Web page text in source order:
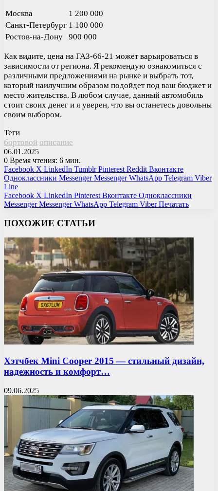
Москва
1 200 000
Санкт-Петербург 1 100 000
Ростов-на-Дону
900 000
Как видите, цена на ГАЗ-66-21 может варьироваться в
зависимости от региона. Я рекомендую ознакомиться с
различными предложениями на рынке и выбрать тот,
который наилучшим образом подойдет под ваш бюджет и
место жительства. В любом случае, данный автомобиль
стоит своих денег и я уверен, что вы останетесь довольны
своим выбором.
Теги
бортовой описание
06.01.2025
0 Время чтения: 6 мин.
Facebook X LinkedIn Tumblr Pinterest Reddit Вконтакте
Одноклассники Messenger Messenger WhatsApp Telegram Viber
Line
Facebook X LinkedIn Pinterest Вконтакте Одноклассники
Messenger Messenger WhatsApp Telegram Viber Печатать
ПОХОЖИЕ СТАТЬИ
Хэтчбек Mini Cooper 2015 — стильный дизайн,
надежность и комфорт…
09.06.2025